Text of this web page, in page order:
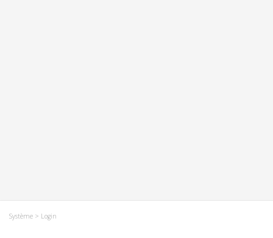
Système > Login